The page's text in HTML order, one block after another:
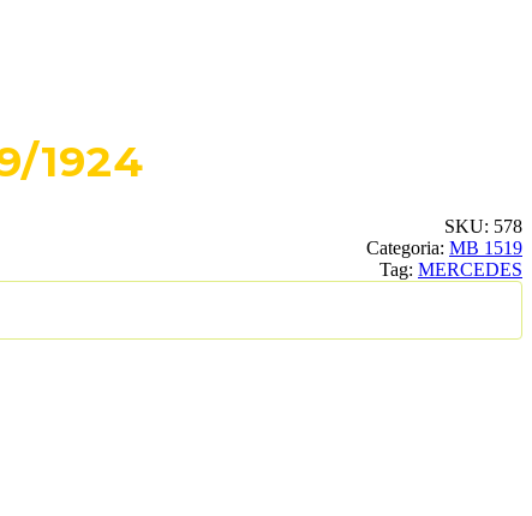
1924
SKU: 578
Categoria: MB 1519
Tag: MERCEDES